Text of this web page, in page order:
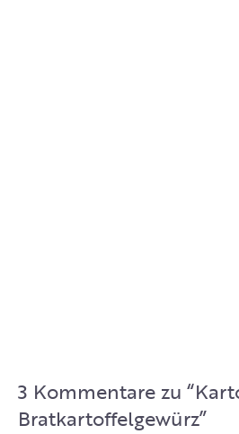
3 Kommentare zu “
Bratkartoffelgewürz”